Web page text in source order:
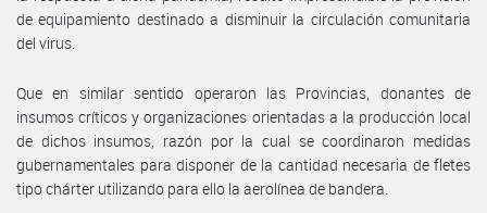
de equipamiento destinado a disminuir la circulación comunitaria
del virus.
Que en similar sentido operaron las Provincias, donantes de
insumos críticos y organizaciones orientadas a la producción local
de dichos insumos, razón por la cual se coordinaron medidas
gubernamentales para disponer de la cantidad necesaria de fletes
tipo chárter utilizando para ello la aerolínea de bandera.